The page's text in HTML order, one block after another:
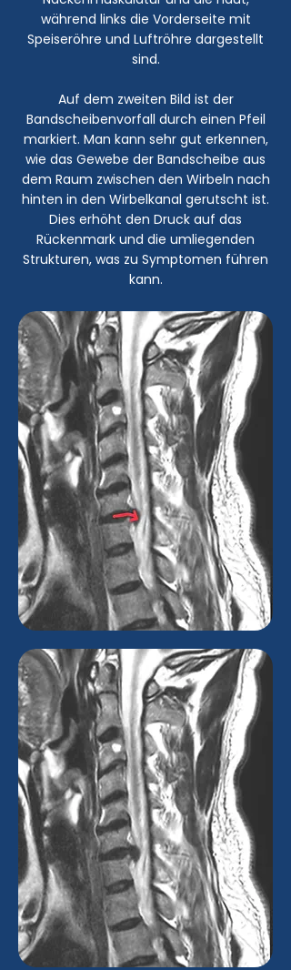
während links die Vorderseite mit
Speiseröhre und Luftröhre dargestellt
sind.
Auf dem zweiten Bild ist der
Bandscheibenvorfall durch einen Pfeil
markiert. Man kann sehr gut erkennen,
wie das Gewebe der Bandscheibe aus
dem Raum zwischen den Wirbeln nach
hinten in den Wirbelkanal gerutscht ist.
Dies erhöht den Druck auf das
Rückenmark und die umliegenden
Strukturen, was zu Symptomen führen
kann.